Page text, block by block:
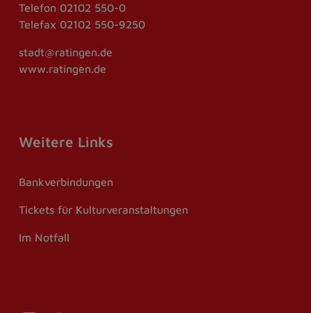
Telefon 02102 550-0
Telefax 02102 550-9250
stadt@ratingen.de
www.ratingen.de
Weitere Links
Bankverbindungen
Tickets für Kulturveranstaltungen
Im Notfall